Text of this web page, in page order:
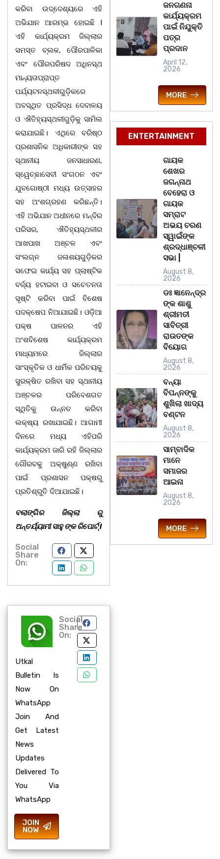
କରିବା ଉଦ୍ଦେଶ୍ୟରେ ଏହି
ଅଭିଯାନ ଆରମ୍ଭ ହୋଇଛି I
ଏହି କାର୍ଯ୍ୟକ୍ରମ ଜିଲ୍ଲାର
ସମସ୍ତ ବ୍ଲକ, ପୌରପାଳିକା
ଏବଂ ପୌରପରିଷଦ ଅଧିନସ୍ଥ
ମାନ୍ୟତାପ୍ରାପ୍ତ
ପର୍ଯ୍ୟଟନସ୍ଥଳୀଗୁଡ଼ିକରେ
ଅବସ୍ଥିତ ପ୍ରସିଦ୍ଧ ଦେବାଳୟ
ଓ ଐତିହ୍ୟସ୍ଥଳୀଗୁଡ଼ିକୁ ସାମିଲ
କରାଯାଇଛି। ଏଥିରେ ବରିଷ୍ଠ
ପ୍ରଶାସନିକ ଅଧିକାରୀଙ୍କ ସହ
ସ୍ଥାନୀୟ ଜନସାଧାରଣ,
ସ୍ୱେଚ୍ଛାସେବୀ ସଂଗଠନ ଏବଂ
ଯୁବଗୋଷ୍ଠୀ ମଧ୍ୟ ଉତ୍ସାହର
ସହ ଅଂଶଗ୍ରହଣ କରିଛନ୍ତି।
ଏହି ଅଭିଯାନ ଅଧୀନରେ ମନ୍ଦିର
ପରିସର, ଐତିହ୍ୟସ୍ଥଳୀର
ଆଖପାଖ ଅଞ୍ଚଳ ଏବଂ
ସଂଲଗ୍ନ ଜଳାଶୟଗୁଡ଼ିକର
ସଫେଇ କାର୍ଯ୍ୟ ସହ ପ୍ଲାଷ୍ଟିକ
ବର୍ଜ୍ୟ ହଟାଇବା ଓ ସଚେତନତା
ସୃଷ୍ଟି କରିବା ପାଇଁ ବିଶେଷ
ପଦକ୍ଷେପ ନିଆଯାଇଛି। ଓଡ଼ିଆ
ପକ୍ଷ ପାଳନର ଏହି
ଅଂଶବିଶେଷ କାର୍ଯ୍ୟକ୍ରମ
ମାଧ୍ୟମରେ ଜିଲ୍ଲାର
ସାଂସ୍କୃତିକ ଓ ଧାର୍ମିକ ପରିଚୟକୁ
ସୁରକ୍ଷିତ ରଖିବା ସହ ସ୍ଥାନୀୟ
ଅଞ୍ଚଳର ପରିବେଶଗତ
ସ୍ଥିତିକୁ ଉନ୍ନତ କରିବା
ଲକ୍ଷ୍ୟ ରଖାଯାଇଛି। ଆଗାମୀ
ଦିନରେ ମଧ୍ୟ ଏହିପରି
କାର୍ଯ୍ୟକ୍ରମ ଜାରି ରହି ଜିଲ୍ଲାର
ଗୌରବକୁ ଅକ୍ଷୁଣ୍ଣ ରଖିବା
ପାଇଁ ପ୍ରଶାସନ ପକ୍ଷରୁ
ପ୍ରତିଶ୍ରୁତି ଦିଆଯାଇଛି।
ବଲାଙ୍ଗିର ଜିଲ୍ଲା ରୁ
ଅନ୍ତର୍ଯ୍ୟାମୀ ସାହୁ ଙ୍କ ରିପୋର୍ଟ୍ l
Social
Share
On:
Utkal
Bulletin Is
Now On
WhatsApp
Join And
Get Latest
News
Updates
Delivered To
You Via
WhatsApp
JOIN
NOW
Social
Share
On:
ଜନଗଣନା
କାର୍ଯ୍ୟକ୍ରମ
ପାଇଁ ନିଯୁକ୍ତି
ପତ୍ର
ପ୍ରଦାନ
April 12,
2026
MORE
ENTERTAINMENT
ଗାୟକ
ଶେଖର
ଜଗନ୍ନାଥ
ବେହେରା ଓ
ଗାୟକ
ସମ୍ରାଟ
ଅଭୟ ଚରଣ
ସ୍ୱାଇଁଙ୍କ
ଶ୍ରଦ୍ଧାଞ୍ଚଳୀ
ସଭା |
August 8,
2026
ଡଃ ଜ୍ଞାନେନ୍ଦ୍ର
ଙ୍କ ଶାଶୁ
ଶ୍ରୀମତୀ
ସାବିତ୍ରୀ
ରାଉତଙ୍କ
ବିୟୋଗ
August 8,
2026
ବନ୍ୟା
ବିପନ୍ନଙ୍କୁ
ଶୁଖିଲା ଖାଦ୍ୟ
ବଣ୍ଟନ
August 8,
2026
ସାମ୍ବାଦିକ
ମାନେ
ସମାଜର
ଆଇନା
August 8,
2026
MORE